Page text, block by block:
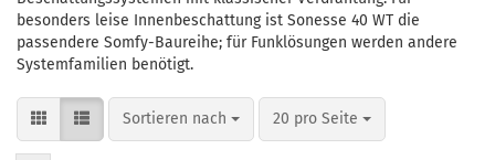
besonders leise Innenbeschattung ist Sonesse 40 WT die
passendere Somfy-Baureihe; für Funklösungen werden andere
Systemfamilien benötigt.
Sortieren nach
Sortieren nach 20 pro Seite
pro Seite